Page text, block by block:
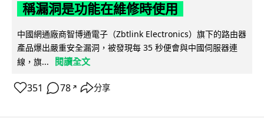
稱漏洞是功能在維修時使用
中國網通廠商智博通電子（Zbtlink Electronics）旗下的路由器
產品爆出嚴重安全漏洞，被發現每 35 秒便會與中國伺服器連
線，旗...
閱讀全文
351 78 ↗ 分享